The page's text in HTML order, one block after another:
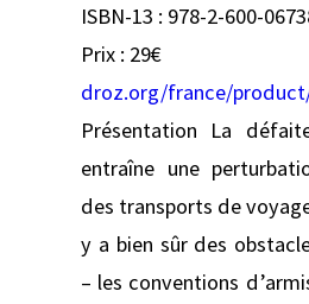
ISBN-13 : 978-2-600-
Prix : 29€
droz.org/france/
Présentation La
entraîne une
des transports de
y a bien sûr des
– les conventions